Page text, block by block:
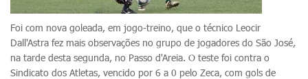
Foi com nova goleada, em jogo-treino, que o técnico Leocir
Dall'Astra fez mais observações no grupo de jogadores do São José,
na tarde desta segunda, no Passo d'Areia. O teste foi contra o
Sindicato dos Atletas, vencido por 6 a 0 pelo Zeca, com gols de